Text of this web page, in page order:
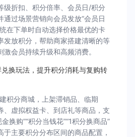
级折扣、积分倍率、会员日/积分
通过场景营销向会员发放“会员日
在下单时自动选择价格最优的卡
发放积分，帮助商家搭建清晰的等
会员持续升级和高频消费。
换玩法，提升积分消耗与复购转
积分商城，上架滞销品、临期
、虚拟权益卡、到店礼等商品，支
换购”“积分当钱花”“1积分换商品”
主要积分分布区间的商品配置，